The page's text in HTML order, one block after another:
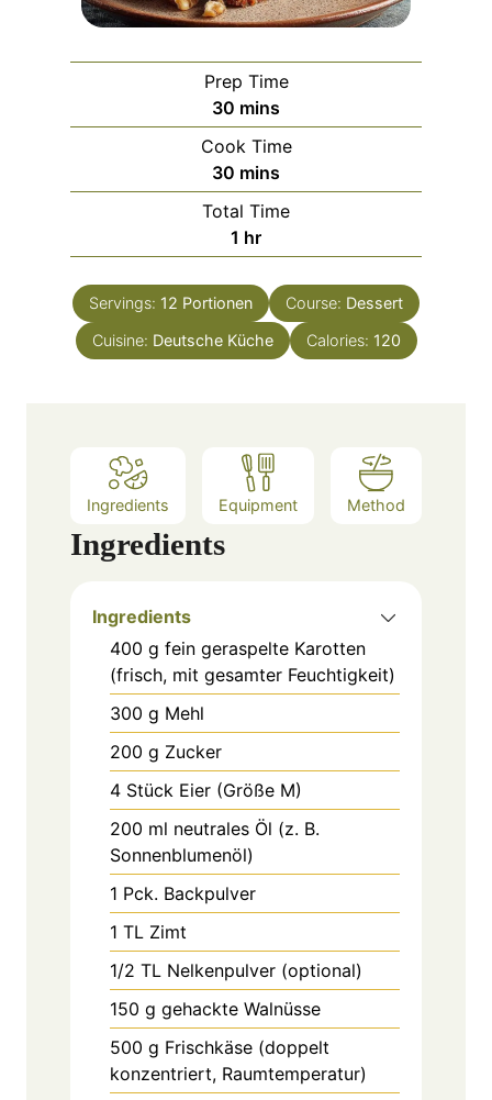
Prep Time
30 m
i
n
u
t
e
s
mins
Cook Time
30 m
i
n
u
e
s
mins
Total Time
1 h
o
u
r
hr
Servings: 12 Portionen Course: Dessert
Cuisine: Deutsche Küche Calories: 120
Ingredients Equipment Method
Ingredients
Ingredients
400 g fein geraspelte Karotten
(frisch, mit gesamter Feuchtigkeit)
300 g Mehl
200 g Zucker
4 Stück Eier (Größe M)
200 ml neutrales Öl (z. B.
Sonnenblumenöl)
1 Pck. Backpulver
1 TL Zimt
1/2 TL Nelkenpulver (optional)
150 g gehackte Walnüsse
500 g Frischkäse (doppelt
konzentriert, Raumtemperatur)